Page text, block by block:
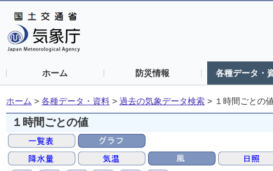
ホーム 防災情報 各種データ・
ホーム > 各種データ・資料 > 過去の気象データ検索 > １時間ごとの
１時間ごとの値